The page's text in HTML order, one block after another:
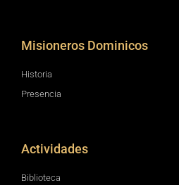
Misioneros Dominicos
Historia
Presencia
Actividades
Biblioteca